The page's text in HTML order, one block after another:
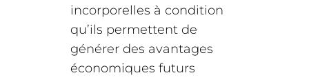
incorporelles à condition
qu’ils permettent de
générer des avantages
économiques futurs